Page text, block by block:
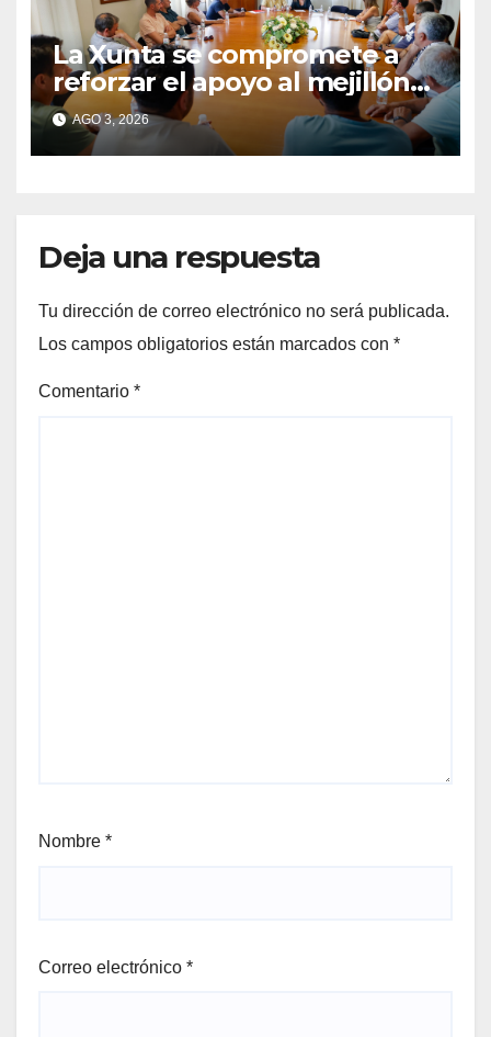
La Xunta se compromete a
reforzar el apoyo al mejillón
de Moaña tras reunirse con
los bateeiros de Rianosa
AGO 3, 2026
Deja una respuesta
Tu dirección de correo electrónico no será publicada.
Los campos obligatorios están marcados con *
Comentario *
Nombre *
Correo electrónico *